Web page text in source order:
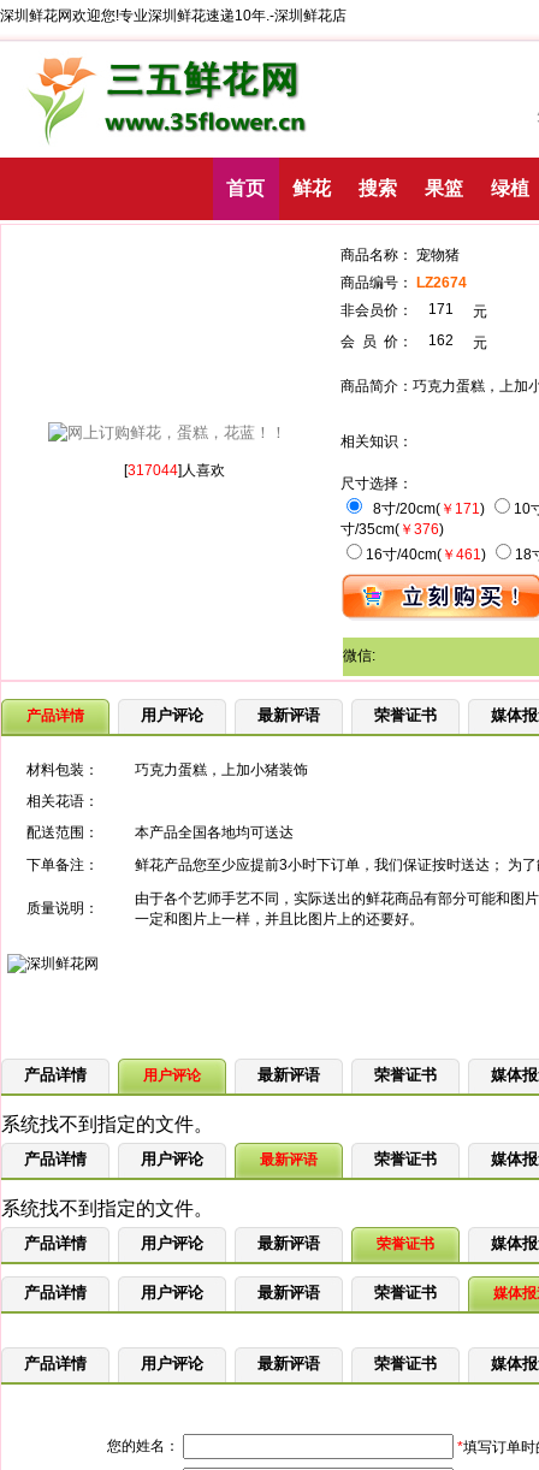
深圳鲜花网欢迎您!专业深圳鲜花速递10年.-深圳鲜花店
首页 鲜花 搜索 果篮 绿植
[317044]人喜欢
商品名称： 宠物
商品编号：
LZ2674
非会员价：
171
会 员 价：
162
商品简介：巧克力蛋糕，上加
相关知识：
尺寸选择：
8寸/20cm(￥171)
10
寸/35cm(￥376)
16寸/40cm(￥461) 18
微信:
产品详情 用户评论 最新评语 荣誉证书 媒体
材料包装：
巧克力蛋糕，上加小猪装饰
相关花语：
配送范围：
本产品全国各地均可送达
下单备注：
鲜花产品您至少应提前3小时下订单，我们保证按时送达； 为
质量说明：
由于各个艺师手艺不同，实际送出的鲜花商品有部分可能和图
一定和图片上一样，并且比图片上的还要好。
产品详情 用户评论 最新评语 荣誉证书 媒体
产品详情 用户评论 最新评语 荣誉证书 媒体
产品详情 用户评论 最新评语 荣誉证书 媒体
产品详情 用户评论 最新评语 荣誉证书 媒体
产品详情 用户评论 最新评语 荣誉证书 媒体
您的姓名： *填写订单